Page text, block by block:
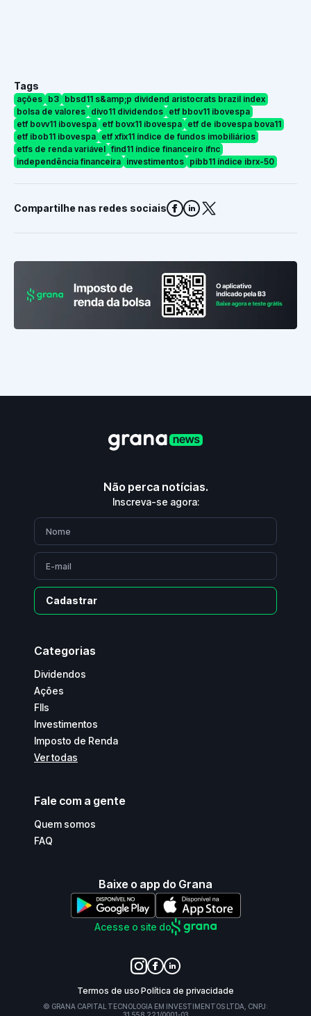
Tags
ações b3 bbsd11 s&amp;p dividend aristocrats brazil index
bolsa de valores divo11 dividendos etf bbov11 ibovespa
etf bovv11 ibovespa etf bovx11 ibovespa etf de ibovespa bova11
etf ibob11 ibovespa etf xfix11 índice de fundos imobiliários
etfs de renda variável find11 índice financeiro ifnc
independência financeira investimentos pibb11 índice ibrx-50
Compartilhe nas redes sociais
Não perca notícias.
Inscreva-se agora:
Cadastrar
Categorias
Dividendos
Ações
FIIs
Investimentos
Imposto de Renda
Ver todas
Fale com a gente
Quem somos
FAQ
Baixe o app do Grana
Acesse o site do
Termos de uso Política de privacidade
© GRANA CAPITAL TECNOLOGIA EM INVESTIMENTOS LTDA, CNPJ: